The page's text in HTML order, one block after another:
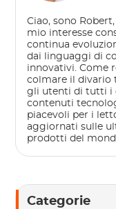
Ciao, sono
mio interesse
continua
dai linguaggi di
innovativi. Come
colmare il divario
gli utenti di tutti i
contenuti
piacevoli per i
aggiornati sulle
prodotti del
Categorie